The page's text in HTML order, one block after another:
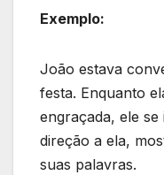
Exemplo:
João estava
festa. Enquanto
engraçada, ele
direção a ela,
suas palavras.